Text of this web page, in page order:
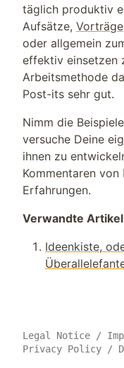
täglich produktiv
Aufsätze, Vorträge
oder allgemein
effektiv einsetzen
Arbeitsmethode
Post-its sehr gut.
Nimm die
versuche Deine
ihnen zu
Kommentaren
Erfahrungen.
Verwandte
Ideenkiste,
Legal Notice /
Privacy Policy
/